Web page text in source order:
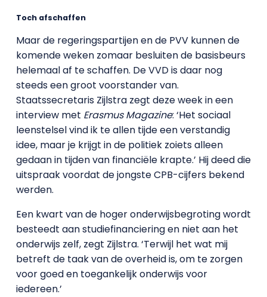
Toch afschaffen
Maar de regeringspartijen en de PVV kunnen de
komende weken zomaar besluiten de basisbeurs
helemaal af te schaffen. De VVD is daar nog
steeds een groot voorstander van.
Staatssecretaris Zijlstra zegt deze week in een
interview met Erasmus Magazine: ‘Het sociaal
leenstelsel vind ik te allen tijde een verstandig
idee, maar je krijgt in de politiek zoiets alleen
gedaan in tijden van financiële krapte.’ Hij deed die
uitspraak voordat de jongste CPB-cijfers bekend
werden.
Een kwart van de hoger onderwijsbegroting wordt
besteedt aan studiefinanciering en niet aan het
onderwijs zelf, zegt Zijlstra. ‘Terwijl het wat mij
betreft de taak van de overheid is, om te zorgen
voor goed en toegankelijk onderwijs voor
iedereen.’